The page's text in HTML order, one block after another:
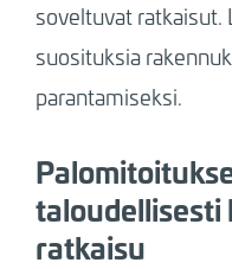
soveltuvat ratkaisut.
suosituksia
parantamiseksi.
ratkaisu